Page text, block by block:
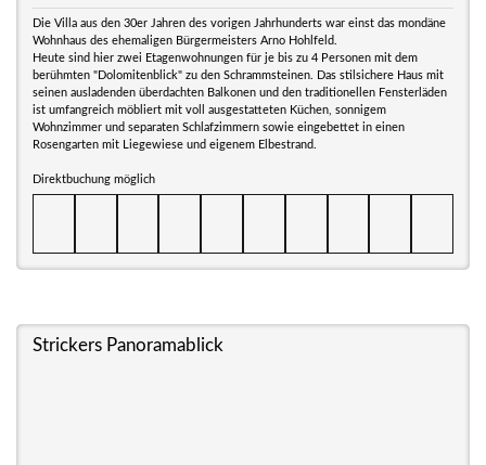
Die Villa aus den 30er Jahren des vorigen Jahrhunderts war einst das mondäne
Wohnhaus des ehemaligen Bürgermeisters Arno Hohlfeld.
Heute sind hier zwei Etagenwohnungen für je bis zu 4 Personen mit dem
berühmten "Dolomitenblick" zu den Schrammsteinen. Das stilsichere Haus mit
seinen ausladenden überdachten Balkonen und den traditionellen Fensterläden
ist umfangreich möbliert mit voll ausgestatteten Küchen, sonnigem
Wohnzimmer und separaten Schlafzimmern sowie eingebettet in einen
Rosengarten mit Liegewiese und eigenem Elbestrand.
Direktbuchung möglich
Strickers Panoramablick